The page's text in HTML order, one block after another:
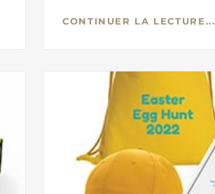
CONTINUER LA LECTURE...